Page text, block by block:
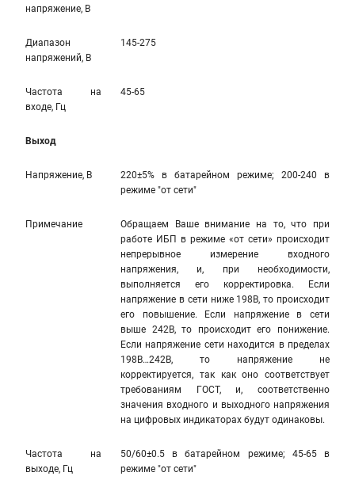
напряжение, В
Диапазон
напряжений, В
145-275
Частота на
входе, Гц
45-65
Выход
Напряжение, В
220±5% в батарейном режиме; 200-240 в
режиме "от сети"
Примечание
Обращаем Ваше внимание на то, что при
работе ИБП в режиме «от сети» происходит
непрерывное измерение входного
напряжения, и, при необходимости,
выполняется его корректировка. Если
напряжение в сети ниже 198В, то происходит
его повышение. Если напряжение в сети
выше 242В, то происходит его понижение.
Если напряжение сети находится в пределах
198В…242В, то напряжение не
корректируется, так как оно соответствует
требованиям ГОСТ, и, соответственно
значения входного и выходного напряжения
на цифровых индикаторах будут одинаковы.
Частота на
выходе, Гц
50/60±0.5 в батарейном режиме; 45-65 в
режиме "от сети"